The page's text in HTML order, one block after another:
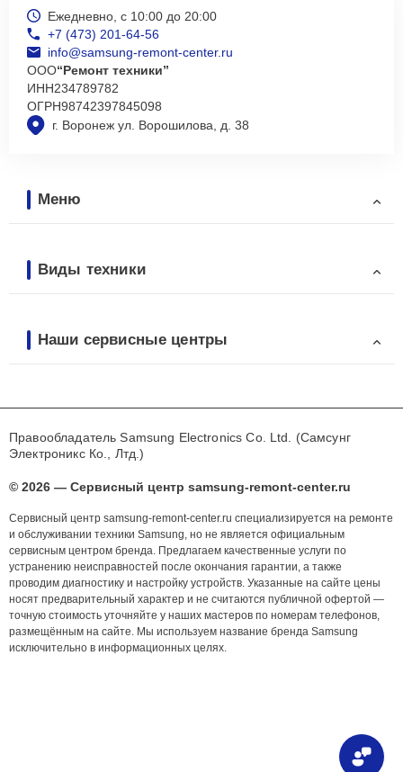
г. Воронеж ул. Ворошилова, д. 38
Ежедневно, с 10:00 до 20:00
+7 (473) 201-64-56
info@samsung-remont-center.ru
ООО“Ремонт техники”
ИНН234789782
ОГРН98742397845098
Меню
Виды техники
Наши сервисные центры
Правообладатель Samsung Electronics Co. Ltd. (Самсунг
Электроникс Ко., Лтд.)
© 2026 — Сервисный центр samsung-remont-center.ru
Сервисный центр samsung-remont-center.ru специализируется на ремонте
и обслуживании техники Samsung, но не является официальным
сервисным центром бренда. Предлагаем качественные услуги по
устранению неисправностей после окончания гарантии, а также
проводим диагностику и настройку устройств. Указанные на сайте цены
носят предварительный характер и не считаются публичной офертой —
точную стоимость уточняйте у наших мастеров по номерам телефонов,
размещённым на сайте. Мы используем название бренда Samsung
исключительно в информационных целях.